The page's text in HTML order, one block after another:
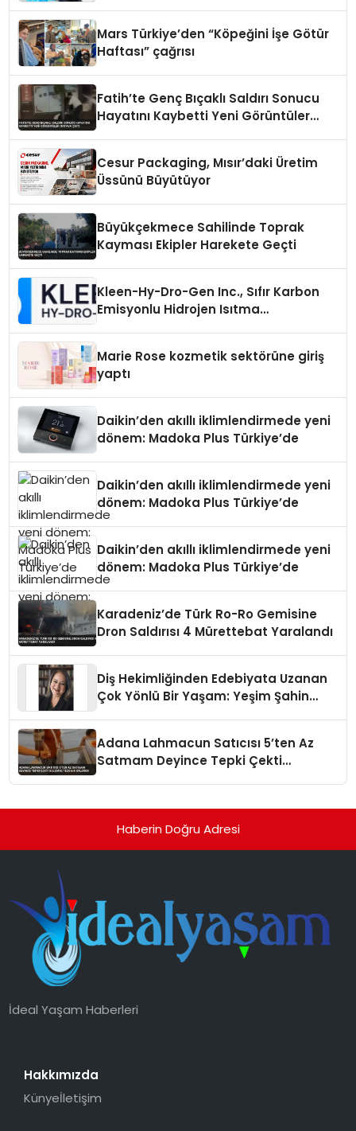
Mars Türkiye’den “Köpeğini İşe Götür
Haftası” çağrısı
Fatih’te Genç Bıçaklı Saldırı Sonucu
Hayatını Kaybetti Yeni Görüntüler
Cesur Packaging, Mısır’daki Üretim
Üssünü Büyütüyor
Büyükçekmece Sahilinde Toprak
Kayması Ekipler Harekete Geçti
Kleen-Hy-Dro-Gen Inc., Sıfır Karbon
Emisyonlu Hidrojen Isıtma
Marie Rose kozmetik sektörüne giriş
yaptı
Daikin’den akıllı iklimlendirmede yeni
dönem: Madoka Plus Türkiye’de
Daikin’den akıllı iklimlendirmede yeni
dönem: Madoka Plus Türkiye’de
Daikin’den akıllı iklimlendirmede yeni
dönem: Madoka Plus Türkiye’de
Karadeniz’de Türk Ro-Ro Gemisine
Dron Saldırısı 4 Mürettebat Yaralandı
Diş Hekimliğinden Edebiyata Uzanan
Çok Yönlü Bir Yaşam: Yeşim Şahin
Adana Lahmacun Satıcısı 5’ten Az
Satmam Deyince Tepki Çekti
Haberin Doğru Adresi
İdeal Yaşam Haberleri
Hakkımızda
Künyeİletişim